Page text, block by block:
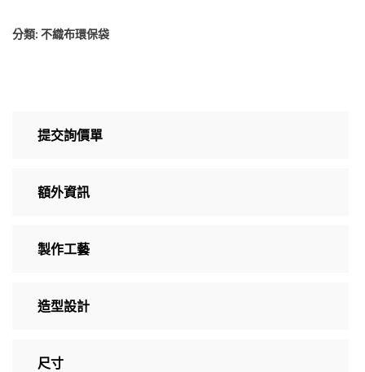
分類: 不織布環保袋
提交詢價單
額外資訊
製作工藝
造型設計
尺寸